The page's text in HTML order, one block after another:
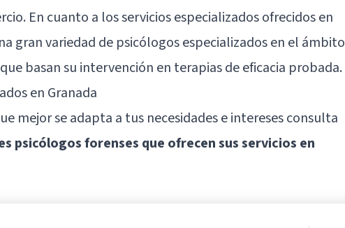
En cuanto a los servicios especializados ofrecidos en
gran variedad de psicólogos especializados en el ámbito
basan su intervención en terapias de eficacia probada.
en Granada
mejor se adapta a tus necesidades e intereses consulta
psicólogos forenses que ofrecen sus servicios en